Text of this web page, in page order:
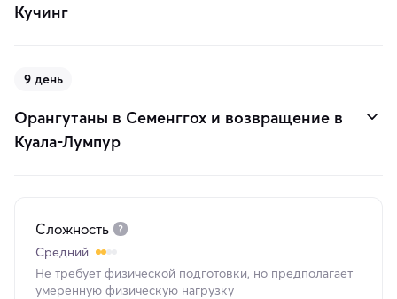
Кучинг
9 день
Орангутаны в Семенггох и возвращение в
Куала-Лумпур
Сложность
Средний
Не требует физической подготовки, но предполагает
умеренную физическую нагрузку